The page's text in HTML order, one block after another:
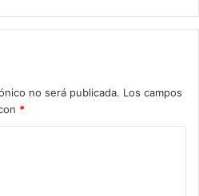
no será publicada. Los campos
*